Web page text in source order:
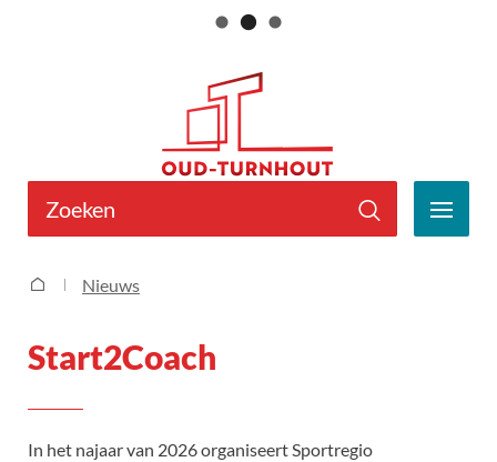
inhoud
zoek
je?
Nieuws
Start2Coach
Start2Coach
In het najaar van 2026 organiseert Sportregio